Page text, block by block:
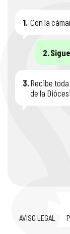
1. Con la
2.Sigue
3.Recibe toda
de la
AVISO LEGAL